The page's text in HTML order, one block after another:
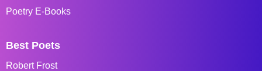
Poetry E-Books
Best Poets
Robert Frost